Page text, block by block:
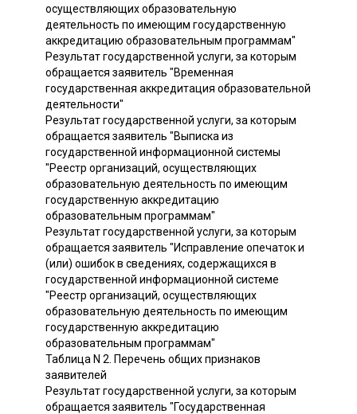
осуществляющих образовательную
деятельность по имеющим государственную
аккредитацию образовательным программам"
Результат государственной услуги, за которым
обращается заявитель "Временная
государственная аккредитация образовательной
деятельности"
Результат государственной услуги, за которым
обращается заявитель "Выписка из
государственной информационной системы
"Реестр организаций, осуществляющих
образовательную деятельность по имеющим
государственную аккредитацию
образовательным программам"
Результат государственной услуги, за которым
обращается заявитель "Исправление опечаток и
(или) ошибок в сведениях, содержащихся в
государственной информационной системе
"Реестр организаций, осуществляющих
образовательную деятельность по имеющим
государственную аккредитацию
образовательным программам"
Таблица N 2. Перечень общих признаков
заявителей
Результат государственной услуги, за которым
обращается заявитель "Государственная